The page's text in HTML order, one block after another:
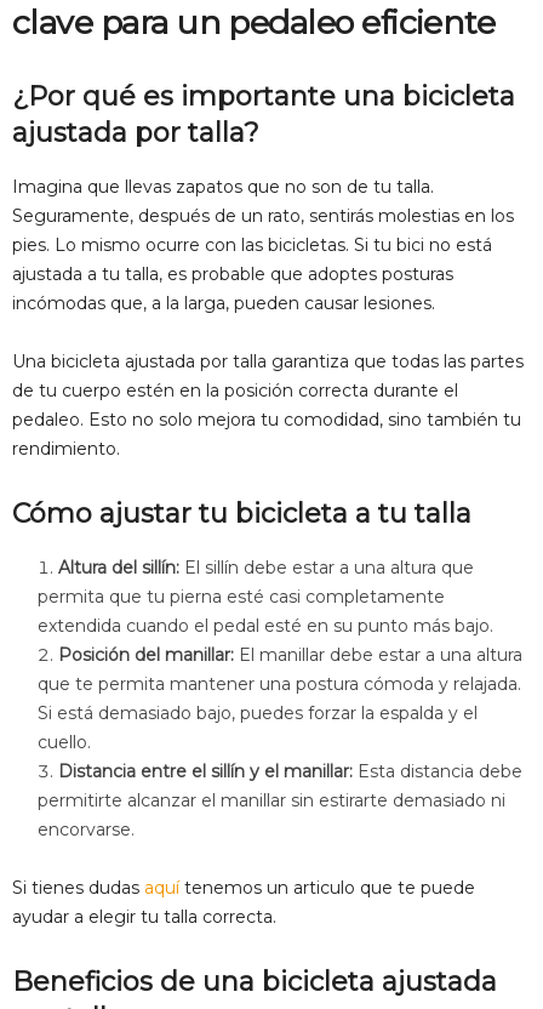
clave para un pedaleo eficiente
¿Por qué es importante una bicicleta
ajustada por talla?
Imagina que llevas zapatos que no son de tu talla.
Seguramente, después de un rato, sentirás molestias en los
pies. Lo mismo ocurre con las bicicletas. Si tu bici no está
ajustada a tu talla, es probable que adoptes posturas
incómodas que, a la larga, pueden causar lesiones.
Una bicicleta ajustada por talla garantiza que todas las partes
de tu cuerpo estén en la posición correcta durante el
pedaleo. Esto no solo mejora tu comodidad, sino también tu
rendimiento.
Cómo ajustar tu bicicleta a tu talla
Altura del sillín: El sillín debe estar a una altura que
permita que tu pierna esté casi completamente
extendida cuando el pedal esté en su punto más bajo.
Posición del manillar: El manillar debe estar a una altura
que te permita mantener una postura cómoda y relajada.
Si está demasiado bajo, puedes forzar la espalda y el
cuello.
Distancia entre el sillín y el manillar: Esta distancia debe
permitirte alcanzar el manillar sin estirarte demasiado ni
encorvarse.
Si tienes dudas aquítenemos un articulo que te puede
ayudar a elegir tu talla correcta.
Beneficios de una bicicleta ajustada